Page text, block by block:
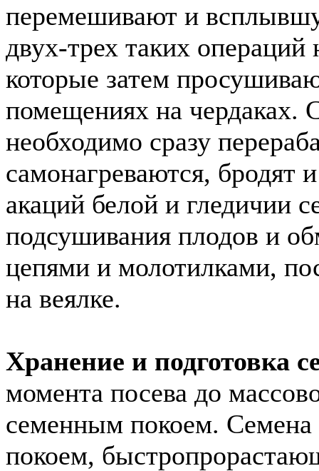
перемешивают и
двух-трех таких
которые затем
помещениях на чердаках.
необходимо сразу
самонагреваются, бродят
акаций белой и гледичии
подсушивания плодов и
цепями и молотилками,
на веялке.
Хранение и подготовка
момента посева до
семенным покоем.
покоем,